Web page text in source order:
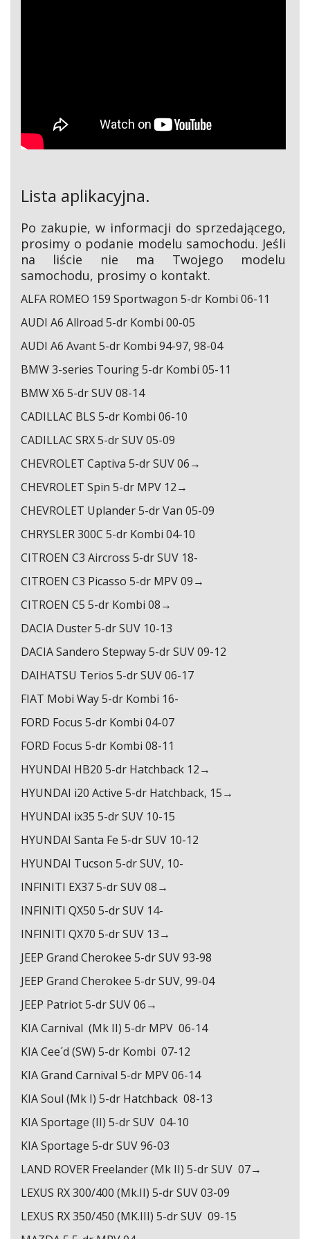
Lista aplikacyjna.
Po zakupie, w informacji do sprzedającego,
prosimy o podanie modelu samochodu. Jeśli
na liście nie ma Twojego modelu
samochodu, prosimy o kontakt.
ALFA ROMEO 159 Sportwagon 5-dr Kombi 06-11
AUDI A6 Allroad 5-dr Kombi 00-05
AUDI A6 Avant 5-dr Kombi 94-97, 98-04
BMW 3-series Touring 5-dr Kombi 05-11
BMW X6 5-dr SUV 08-14
CADILLAC BLS 5-dr Kombi 06-10
CADILLAC SRX 5-dr SUV 05-09
CHEVROLET Captiva 5-dr SUV 06→
CHEVROLET Spin 5-dr MPV 12→
CHEVROLET Uplander 5-dr Van 05-09
CHRYSLER 300C 5-dr Kombi 04-10
CITROEN C3 Aircross 5-dr SUV 18-
CITROEN C3 Picasso 5-dr MPV 09→
CITROEN C5 5-dr Kombi 08→
DACIA Duster 5-dr SUV 10-13
DACIA Sandero Stepway 5-dr SUV 09-12
DAIHATSU Terios 5-dr SUV 06-17
FIAT Mobi Way 5-dr Kombi 16-
FORD Focus 5-dr Kombi 04-07
FORD Focus 5-dr Kombi 08-11
HYUNDAI HB20 5-dr Hatchback 12→
HYUNDAI i20 Active 5-dr Hatchback, 15→
HYUNDAI ix35 5-dr SUV 10-15
HYUNDAI Santa Fe 5-dr SUV 10-12
HYUNDAI Tucson 5-dr SUV, 10-
INFINITI EX37 5-dr SUV 08→
INFINITI QX50 5-dr SUV 14-
INFINITI QX70 5-dr SUV 13→
JEEP Grand Cherokee 5-dr SUV 93-98
JEEP Grand Cherokee 5-dr SUV, 99-04
JEEP Patriot 5-dr SUV 06→
KIA Carnival (Mk II) 5-dr MPV 06-14
KIA Cee´d (SW) 5-dr Kombi 07-12
KIA Grand Carnival 5-dr MPV 06-14
KIA Soul (Mk I) 5-dr Hatchback 08-13
KIA Sportage (II) 5-dr SUV 04-10
KIA Sportage 5-dr SUV 96-03
LAND ROVER Freelander (Mk II) 5-dr SUV 07→
LEXUS RX 300/400 (Mk.II) 5-dr SUV 03-09
LEXUS RX 350/450 (MK.III) 5-dr SUV 09-15